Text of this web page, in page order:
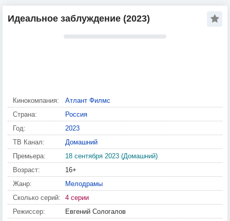
Идеальное заблуждение (2023)
Кинокомпания:
Атлант Филмс
Страна:
Россия
Год:
2023
ТВ Канал:
Домашний
Премьера:
18 сентября 2023 (Домашний)
Возраст:
16+
Жанр:
Мелодрамы
Сколько серий:
4 серии
Режиссер:
Евгений Сологалов